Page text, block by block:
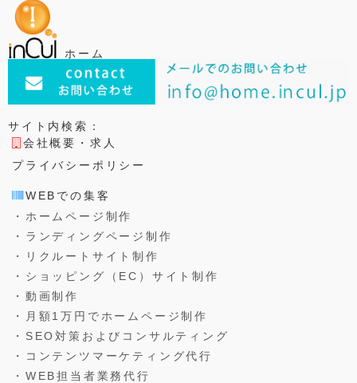
ホーム
サイト内検索：
会社概要・求人
プライバシーポリシー
WEBでの集客
・ホームページ制作
・ランディングページ制作
・リクルートサイト制作
・ショッピング（EC）サイト制作
・動画制作
・月額1万円でホームページ制作
・SEO対策およびコンサルティング
・コンテンツマーケティング代行
・WEB担当者業務代行